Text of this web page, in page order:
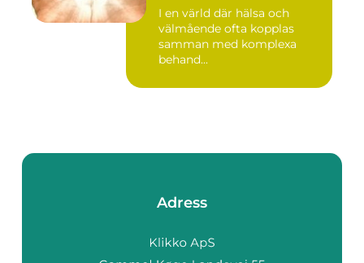
I en värld där hälsa och
välmående ofta kopplas
samman med komplexa
behand...
Adress